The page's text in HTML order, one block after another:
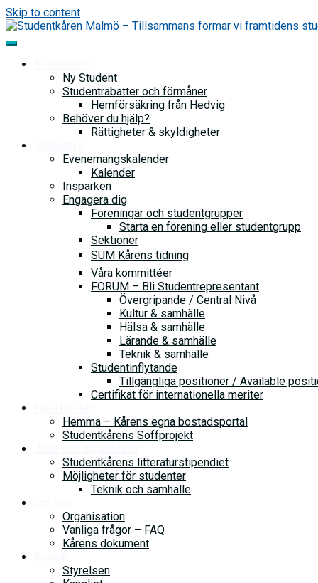
Skip to content
Ny Student
Studentrabatter och förmåner
Hemförsäkring från Hedvig
Behöver du hjälp?
Rättigheter & skyldigheter
Evenemangskalender
Kalender
Insparken
Engagera dig
Föreningar och studentgrupper
Starta en förening eller studentgrupp
Sektioner
SUM Kårens tidning
Våra kommittéer
FORUM – Bli Studentrepresentant
Övergripande / Central Nivå
Kultur & samhälle
Hälsa & samhälle
Lärande & samhälle
Teknik & samhälle
Studentinflytande
Tillgängliga positioner / Available
Certifikat för internationella meriter
Hemma – Kårens egna bostadsportal
Studentkårens Soffprojekt
Studentkårens litteraturstipendiet
Möjligheter för studenter
Teknik och samhälle
Organisation
Vanliga frågor – FAQ
Kårens dokument
Styrelsen